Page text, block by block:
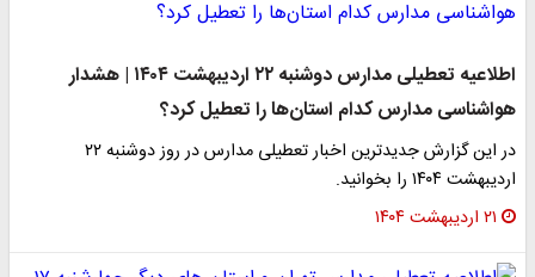
اطلاعیه تعطیلی مدارس دوشنبه ۲۲ اردیبهشت ۱۴۰۴ | هشدار
هواشناسی مدارس کدام استان‌ها را تعطیل کرد؟
در این گزارش جدیدترین اخبار تعطیلی مدارس در روز دوشنبه ۲۲
اردیبهشت ۱۴۰۴ را بخوانید.
۲۱ اردیبهشت ۱۴۰۴